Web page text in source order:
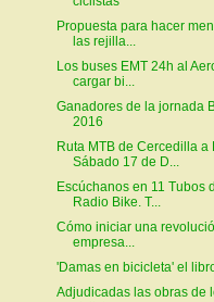
Propuesta para hacer
las rejilla...
Los buses EMT 24h al
cargar bi...
Ganadores de la jornada
2016
Ruta MTB de Cercedilla a
Sábado 17 de D...
Escúchanos en 11 Tubos
Radio Bike. T...
Cómo iniciar una
empresa...
'Damas en bicicleta' el
Adjudicadas las obras de